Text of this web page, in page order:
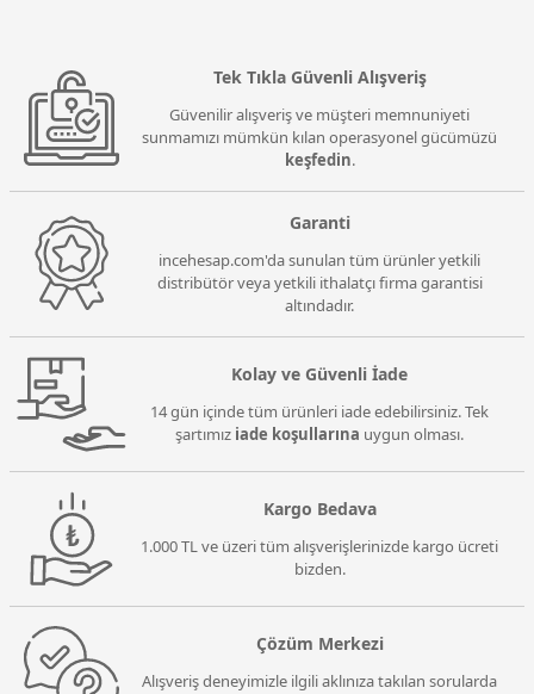
Tek Tıkla Güvenli Alışveriş
Güvenilir alışveriş ve müşteri memnuniyeti
sunmamızı mümkün kılan operasyonel gücümüzü
keşfedin.
Garanti
incehesap.com'da sunulan tüm ürünler yetkili
distribütör veya yetkili ithalatçı firma garantisi
altındadır.
Kolay ve Güvenli İade
14 gün içinde tüm ürünleri iade edebilirsiniz. Tek
şartımız iade koşullarına uygun olması.
Kargo Bedava
1.000 TL ve üzeri tüm alışverişlerinizde kargo ücreti
bizden.
Çözüm Merkezi
Alışveriş deneyimizle ilgili aklınıza takılan sorularda